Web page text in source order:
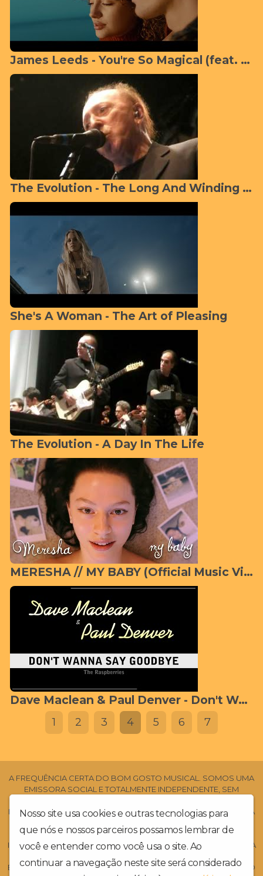
James Leeds - You're So Magical (feat. JACOB)
The Evolution - The Long And Winding Road
She's A Woman - The Art of Pleasing
The Evolution - A Day In The Life
MERESHA // MY BABY (Official Music Video)
Dave Maclean & Paul Denver - Don't Wanna Say Goodbye (The Raspberries)
1 2 3 4 5 6 7
Nosso site usa cookies e outras tecnologias para
que nós e nossos parceiros possamos lembrar de
você e entender como você usa o site. Ao
continuar a navegação neste site será considerado
A FREQUÊNCIA CERTA DO BOM GOSTO MUSICAL. SOMOS UMA
EMISSORA SOCIAL E TOTALMENTE INDEPENDENTE, SEM
ESTAMOS EM ATIVIDADE DESDE DO ANO DE 2010. SOMOS UMA
MÚSICA INDEPENDENTE LOCAL, E DE MÚSICOS NACIONAIS E
INTERNACIONAIS. ESTAMOS 24 HORAS NO AR, TOCANDO A BOA
BEM!. SEJAM TODOS BEM VINDOS!. DEIXEM SEUS RECADOS NO